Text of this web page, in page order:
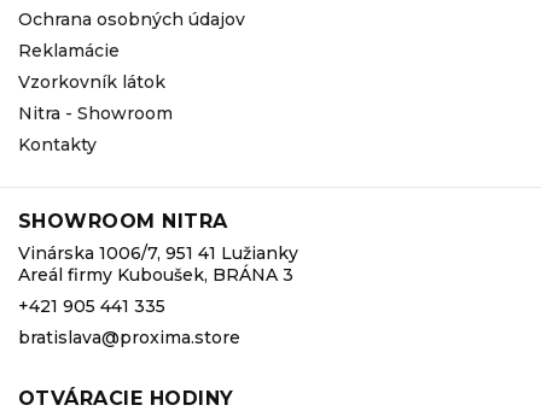
Ochrana osobných údajov
Reklamácie
Vzorkovník látok
Nitra - Showroom
Kontakty
SHOWROOM NITRA
Vinárska 1006/7, 951 41 Lužianky
Areál firmy Kuboušek, BRÁNA 3
+421 905 441 335
bratislava@proxima.store
OTVÁRACIE HODINY